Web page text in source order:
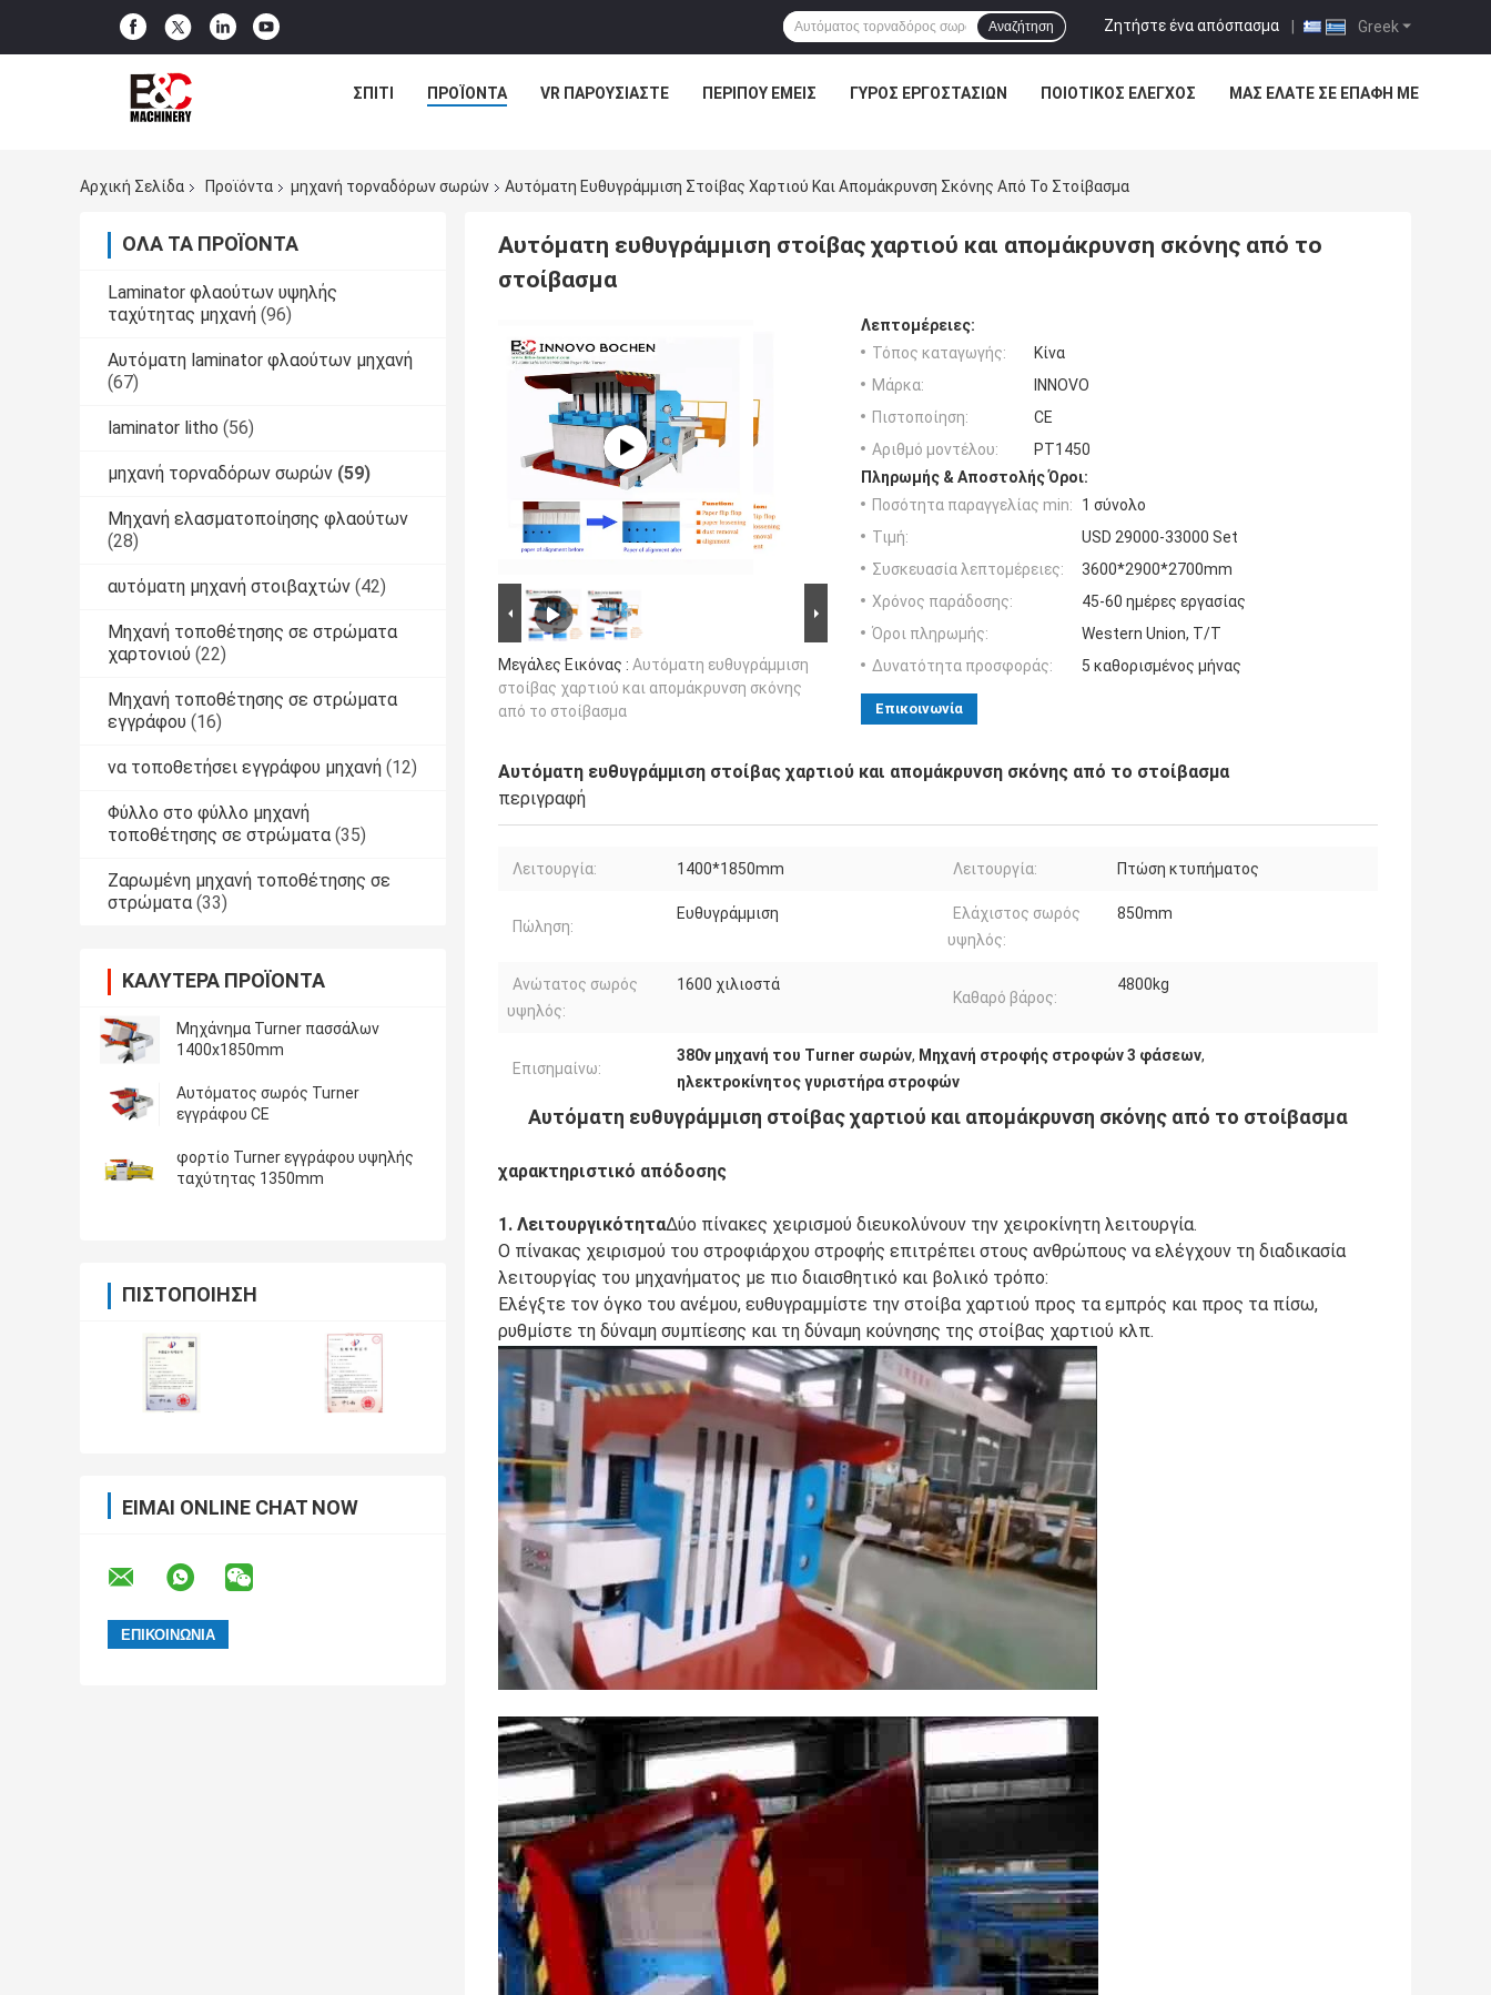
Greek
Ζητήστε ένα απόσπασμα |
Αναζήτηση
ΣΠΊΤΙ ΠΡΟΪΌΝΤΑ VR ΠΑΡΟΥΣΙΆΣΤΕ ΠΕΡΊΠΟΥ ΕΜΕΊΣ ΓΎΡΟΣ ΕΡΓΟΣΤΑΣΊΩΝ ΠΟΙΟΤΙΚΌΣ ΈΛΕΓΧΟΣ ΜΑΣ ΕΛΆΤΕ ΣΕ ΕΠΑΦΉ ΜΕ
Αρχική Σελίδα Προϊόντα μηχανή τορναδόρων σωρών Αυτόματη Ευθυγράμμιση Στοίβας Χαρτιού Και Απομάκρυνση Σκόνης Από Το Στοίβασμα
ΌΛΑ ΤΑ ΠΡΟΪΌΝΤΑ
Laminator φλαούτων υψηλής
ταχύτητας μηχανή (96)
Αυτόματη laminator φλαούτων μηχανή
(67)
laminator litho (56)
μηχανή τορναδόρων σωρών (59)
Μηχανή ελασματοποίησης φλαούτων
(28)
αυτόματη μηχανή στοιβαχτών (42)
Μηχανή τοποθέτησης σε στρώματα
χαρτονιού (22)
Μηχανή τοποθέτησης σε στρώματα
εγγράφου (16)
να τοποθετήσει εγγράφου μηχανή (12)
Φύλλο στο φύλλο μηχανή
τοποθέτησης σε στρώματα (35)
Ζαρωμένη μηχανή τοποθέτησης σε
στρώματα (33)
ΚΑΛΎΤΕΡΑ ΠΡΟΪΌΝΤΑ
Μηχάνημα Turner πασσάλων
1400x1850mm
Αυτόματος σωρός Turner
εγγράφου CE
φορτίο Turner εγγράφου υψηλής
ταχύτητας 1350mm
ΠΙΣΤΟΠΟΊΗΣΗ
ΕΊΜΑΙ ONLINE CHAT NOW
Αυτόματη ευθυγράμμιση στοίβας χαρτιού και απομάκρυνση σκόνης από το
στοίβασμα
Μεγάλες Εικόνας : Αυτόματη ευθυγράμμιση
στοίβας χαρτιού και απομάκρυνση σκόνης
από το στοίβασμα
Λεπτομέρειες:
Τόπος καταγωγής:
Κίνα
Μάρκα:
INNOVO
Πιστοποίηση:
CE
Αριθμό μοντέλου:
PT1450
Πληρωμής & Αποστολής Όροι:
Ποσότητα παραγγελίας min:
1 σύνολο
Τιμή:
USD 29000-33000 Set
Συσκευασία λεπτομέρειες:
3600*2900*2700mm
Χρόνος παράδοσης:
45-60 ημέρες εργασίας
Όροι πληρωμής:
Western Union, T/T
Δυνατότητα προσφοράς:
5 καθορισμένος μήνας
Επικοινωνία
Αυτόματη ευθυγράμμιση στοίβας χαρτιού και απομάκρυνση σκόνης από το στοίβασμα
περιγραφή
Λειτουργία: 1400*1850mm Λειτουργία: Πτώση κτυπήματος
Πώληση:
Ευθυγράμμιση
Ελάχιστος σωρός
υψηλός:
850mm
Ανώτατος σωρός
υψηλός:
1600 χιλιοστά
Καθαρό βάρος:
4800kg
Επισημαίνω:
380v μηχανή του Turner σωρών, Μηχανή στροφής στροφών 3 φάσεων,
ηλεκτροκίνητος γυριστήρα στροφών
Αυτόματη ευθυγράμμιση στοίβας χαρτιού και απομάκρυνση σκόνης από το στοίβασμα
χαρακτηριστικό απόδοσης
1. ΛειτουργικότηταΔύο πίνακες χειρισμού διευκολύνουν την χειροκίνητη λειτουργία.
Ο πίνακας χειρισμού του στροφιάρχου στροφής επιτρέπει στους ανθρώπους να ελέγχουν τη διαδικασία
λειτουργίας του μηχανήματος με πιο διαισθητικό και βολικό τρόπο:
Ελέγξτε τον όγκο του ανέμου, ευθυγραμμίστε την στοίβα χαρτιού προς τα εμπρός και προς τα πίσω,
ρυθμίστε τη δύναμη συμπίεσης και τη δύναμη κούνησης της στοίβας χαρτιού κλπ.